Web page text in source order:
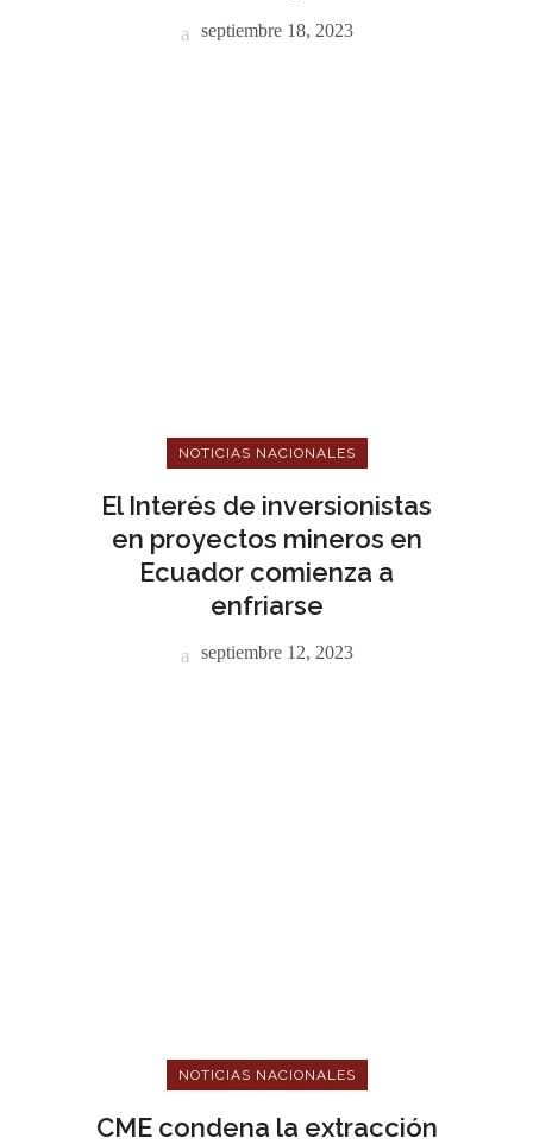
septiembre 18, 2023
NOTICIAS NACIONALES
El Interés de inversionistas
en proyectos mineros en
Ecuador comienza a
enfriarse
septiembre 12, 2023
NOTICIAS NACIONALES
CME condena la extracción